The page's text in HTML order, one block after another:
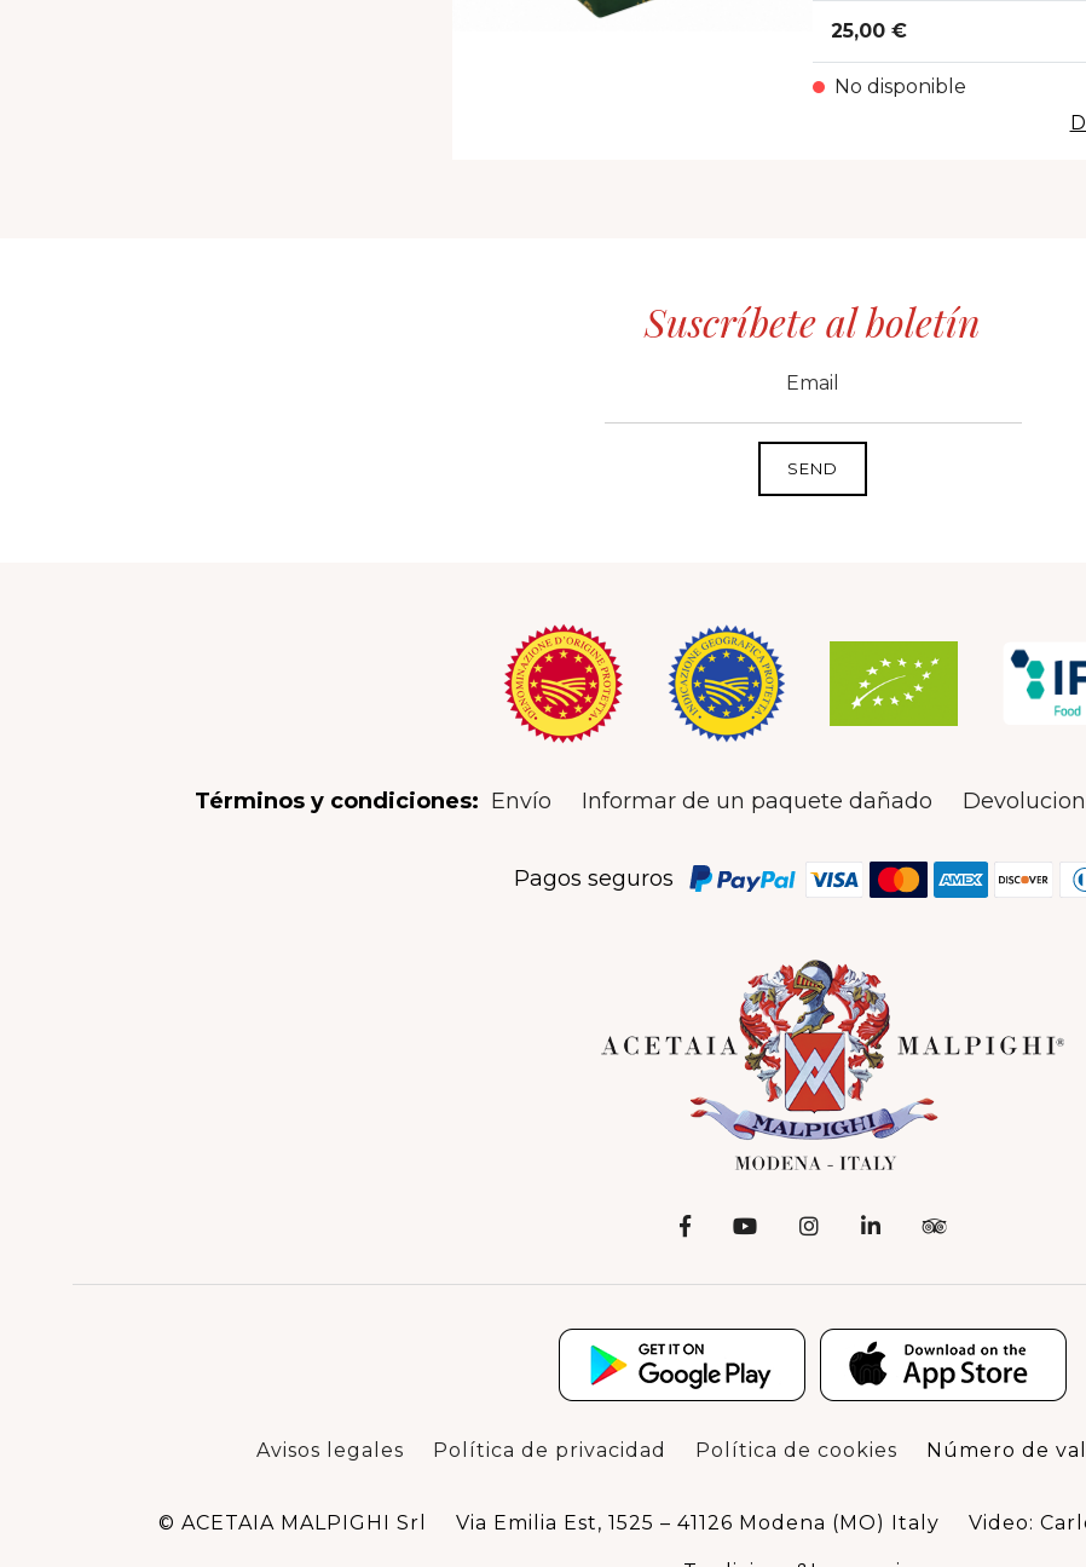
25,00 €
No disponible
Suscríbete al boletín
Términos y condiciones: Envío Informar de un paquete dañado
Pagos seguros
Avisos legales Política de privacidad Política de cookies Número de
© ACETAIA MALPIGHI Srl Via Emilia Est, 1525 – 41126 Modena (MO) Italy Video: